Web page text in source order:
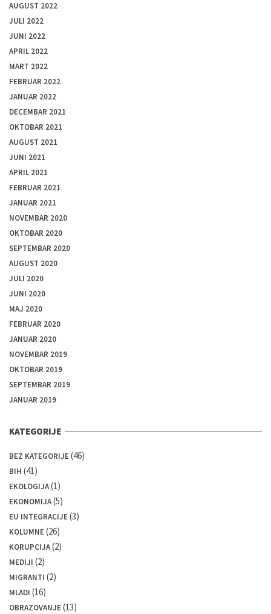
AUGUST 2022
JULI 2022
JUNI 2022
APRIL 2022
MART 2022
FEBRUAR 2022
JANUAR 2022
DECEMBAR 2021
OKTOBAR 2021
AUGUST 2021
JUNI 2021
APRIL 2021
FEBRUAR 2021
JANUAR 2021
NOVEMBAR 2020
OKTOBAR 2020
SEPTEMBAR 2020
AUGUST 2020
JULI 2020
JUNI 2020
MAJ 2020
FEBRUAR 2020
JANUAR 2020
NOVEMBAR 2019
OKTOBAR 2019
SEPTEMBAR 2019
JANUAR 2019
KATEGORIJE
BEZ KATEGORIJE(46)
BIH (41)
EKOLOGIJA(1)
EKONOMIJA(5)
EU INTEGRACIJE(3)
KOLUMNE(26)
KORUPCIJA(2)
MEDIJI (2)
MIGRANTI (2)
MLADI (16)
OBRAZOVANJE(13)